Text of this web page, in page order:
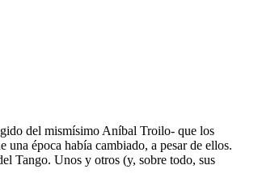
del mismísimo Aníbal Troilo- que los
época había cambiado, a pesar de ellos.
Tango. Unos y otros (y, sobre todo, sus